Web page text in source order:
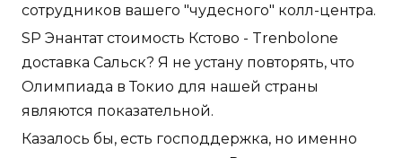
сотрудников вашего "чудесного" колл-центра.
SP Энантат стоимость Кстово - Trenbolone
доставка Сальск? Я не устану повторять, что
Олимпиада в Токио для нашей страны
являются показательной.
Казалось бы, есть господдержка, но именно